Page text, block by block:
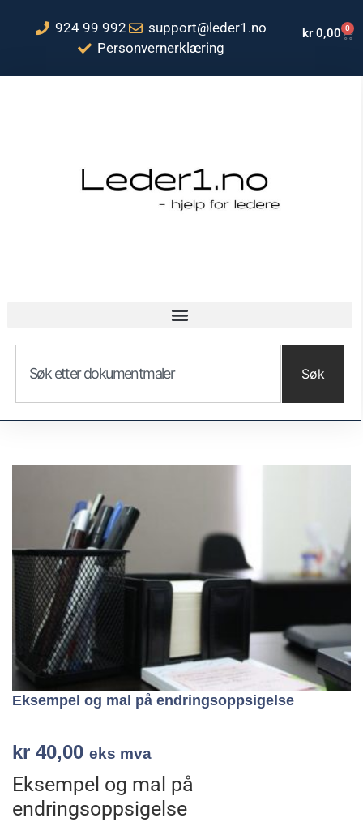
924 99 992
support@leder1.no
Personvernerklæring
kr0,00 0
Søk
Eksempel og mal på endringsoppsigelse
kr 40,00 eks mva
Eksempel og mal på
endringsoppsigelse